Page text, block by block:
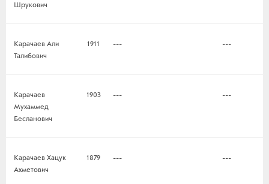
Шрукович
Карачаев Али
Талибович
1911 --- ---
Карачаев
Мухаммед
Бесланович
1903 --- ---
Карачаев Хацук
Ахметович
1879 --- ---